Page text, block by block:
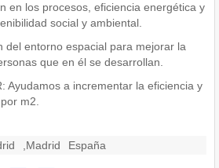
en los procesos, eficiencia energética y
social y ambiental.
del entorno espacial para mejorar la
que en él se desarrollan.
Ayudamos a incrementar la eficiencia y
m2.
Madrid España